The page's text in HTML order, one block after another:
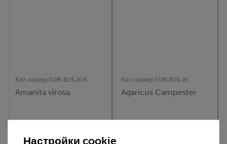
Кат.номер:SOM-BOS-208
Amanita virosa
Кат.номер:SOM-BOS-26
Agaricus Campester
Настройки cookie